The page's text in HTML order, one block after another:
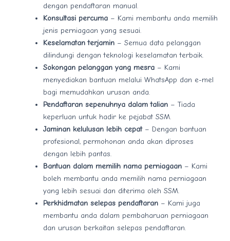
dengan pendaftaran manual.
Konsultasi percuma– Kami membantu anda memilih
jenis perniagaan yang sesuai.
Keselamatan terjamin– Semua data pelanggan
dilindungi dengan teknologi keselamatan terbaik.
Sokongan pelanggan yang mesra– Kami
menyediakan bantuan melalui WhatsApp dan e-mel
bagi memudahkan urusan anda.
Pendaftaran sepenuhnya dalam talian– Tiada
keperluan untuk hadir ke pejabat SSM.
Jaminan kelulusan lebih cepat– Dengan bantuan
profesional, permohonan anda akan diproses
dengan lebih pantas.
Bantuan dalam memilih nama perniagaan– Kami
boleh membantu anda memilih nama perniagaan
yang lebih sesuai dan diterima oleh SSM.
Perkhidmatan selepas pendaftaran– Kami juga
membantu anda dalam pembaharuan perniagaan
dan urusan berkaitan selepas pendaftaran.